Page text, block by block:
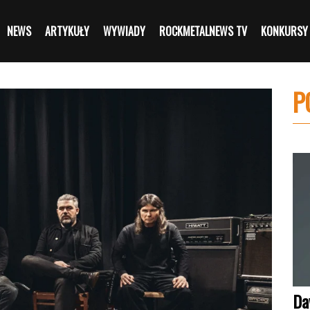
NEWS ARTYKUŁY WYWIADY ROCKMETALNEWS TV KONKURSY